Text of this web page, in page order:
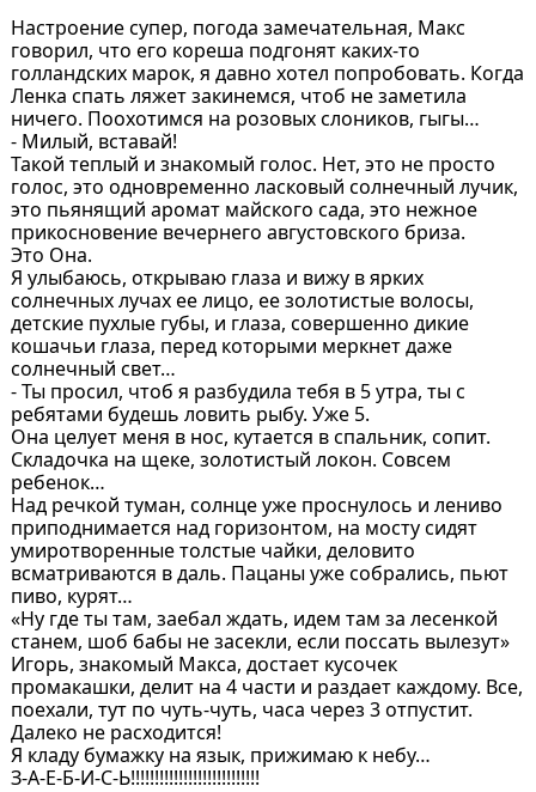
Настроение супер, погода замечательная, Макс
говорил, что его кореша подгонят каких-то
голландских марок, я давно хотел попробовать. Когда
Ленка спать ляжет закинемся, чтоб не заметила
ничего. Поохотимся на розовых слоников, гыгы…
- Милый, вставай!
Такой теплый и знакомый голос. Нет, это не просто
голос, это одновременно ласковый солнечный лучик,
это пьянящий аромат майского сада, это нежное
прикосновение вечернего августовского бриза.
Это Она.
Я улыбаюсь, открываю глаза и вижу в ярких
солнечных лучах ее лицо, ее золотистые волосы,
детские пухлые губы, и глаза, совершенно дикие
кошачьи глаза, перед которыми меркнет даже
солнечный свет…
- Ты просил, чтоб я разбудила тебя в 5 утра, ты с
ребятами будешь ловить рыбу. Уже 5.
Она целует меня в нос, кутается в спальник, сопит.
Складочка на щеке, золотистый локон. Совсем
ребенок…
Над речкой туман, солнце уже проснулось и лениво
приподнимается над горизонтом, на мосту сидят
умиротворенные толстые чайки, деловито
всматриваются в даль. Пацаны уже собрались, пьют
пиво, курят…
«Ну где ты там, заебал ждать, идем там за лесенкой
станем, шоб бабы не засекли, если поссать вылезут»
Игорь, знакомый Макса, достает кусочек
промакашки, делит на 4 части и раздает каждому. Все,
поехали, тут по чуть-чуть, часа через 3 отпустит.
Далеко не расходится!
Я кладу бумажку на язык, прижимаю к небу…
З-А-Е-Б-И-С-Ь!!!!!!!!!!!!!!!!!!!!!!!!!!!